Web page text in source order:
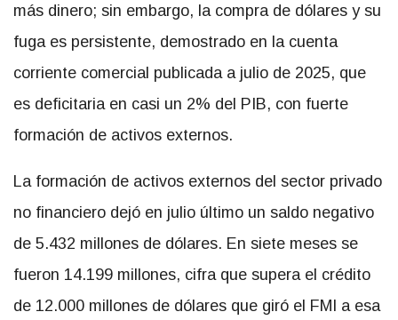
más dinero; sin embargo, la compra de dólares y su
fuga es persistente, demostrado en la cuenta
corriente comercial publicada a julio de 2025, que
es deficitaria en casi un 2% del PIB, con fuerte
formación de activos externos.
La formación de activos externos del sector privado
no financiero dejó en julio último un saldo negativo
de 5.432 millones de dólares. En siete meses se
fueron 14.199 millones, cifra que supera el crédito
de 12.000 millones de dólares que giró el FMI a esa